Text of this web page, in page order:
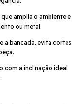
amplia o ambiente e
ou metal.
a bancada, evita cortes
com a inclinação ideal